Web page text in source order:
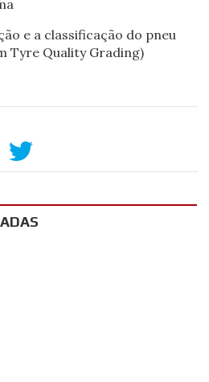
e a classificação do pneu
Tyre Quality Grading)